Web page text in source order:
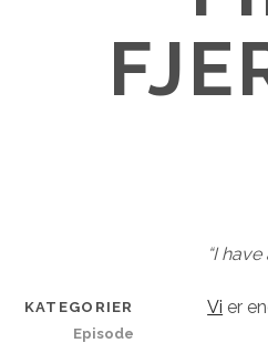
“I
Vi er
KATEGORIER
Episode